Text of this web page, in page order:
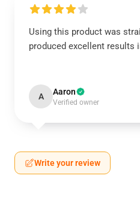
Using this product was
produced excellent results
A Aaron
Verified owner
Write your review